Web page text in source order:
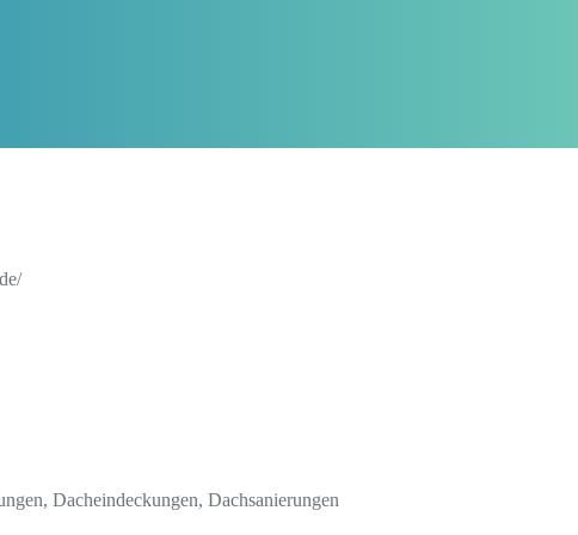
Dacheindeckungen, Dachsanierungen